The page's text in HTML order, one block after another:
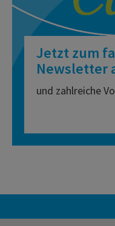
Jetzt zum
Newsletter
und zahlreiche